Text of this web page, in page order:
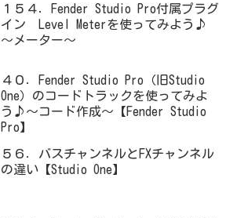
１５４．Fender Studio Pro付属プラグ
イン Level Meterを使ってみよう♪
～メーター～
４０．Fender Studio Pro（旧Studio
One）のコードトラックを使ってみよ
う♪～コード作成～【Fender Studio
Pro】
５６．バスチャンネルとFXチャンネル
の違い【Studio One】